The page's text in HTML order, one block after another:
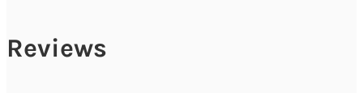
Reviews